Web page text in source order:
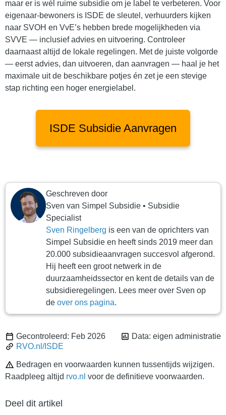
maar er is wél ruime subsidie om je label te verbeteren. Voor
eigenaar-bewoners is ISDE de sleutel, verhuurders kijken
naar SVOH en VvE’s hebben brede mogelijkheden via
SVVE — inclusief advies en uitvoering. Controleer
daarnaast altijd de lokale regelingen. Met de juiste volgorde
— eerst advies, dan uitvoeren, dan aanvragen — haal je het
maximale uit de beschikbare potjes én zet je een stevige
stap richting een hoger energielabel.
ISDE Subsidie Aanvragen
Geschreven door
Sven van Simpel Subsidie • Subsidie
Specialist
Sven Ringelberg is een van de oprichters van
Simpel Subsidie en heeft sinds 2019 meer dan
20.000 subsidieaanvragen succesvol afgerond.
Hij heeft een groot netwerk in de
duurzaamheidssector en kent de details van de
subsidieregelingen. Lees meer over Sven op
de over ons pagina.
Gecontroleerd: Feb 2026
Data: eigen administratie
RVO.nl/ISDE
Bedragen en voorwaarden kunnen tussentijds wijzigen.
Raadpleeg altijd rvo.nl voor de definitieve voorwaarden.
Deel dit artikel